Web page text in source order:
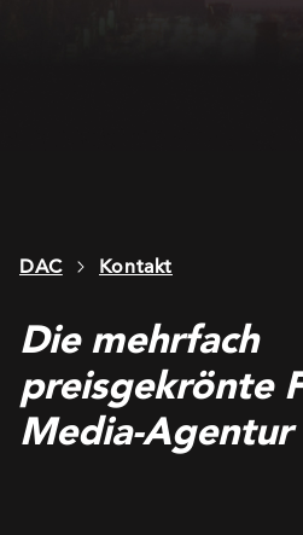
DAC Kontakt
Die mehrfach
preisgekrönte
Media-Agentur